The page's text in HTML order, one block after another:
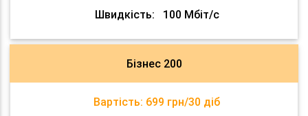
Швидкість:
100 Мбіт/с
Бізнес 200
Вартість: 699 грн/30 діб